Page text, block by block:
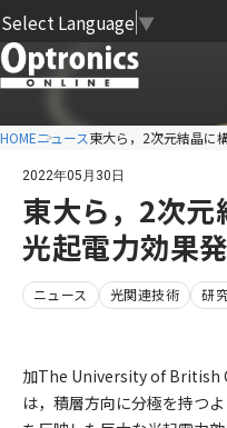
Select Language ▼
HOMEニュース東大ら，2次元結晶に
2022年05月30日
東大ら，2次元
光起電力効果
ニュース 光関連技術 研
加The University of British
は，積層方向に分極を持つ